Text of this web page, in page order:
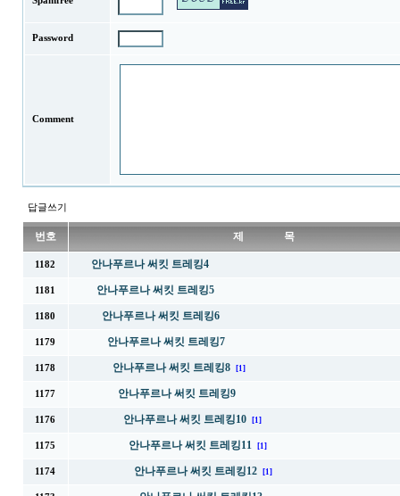
Password
Comment
답글쓰기
번호 제 목
1182 안나푸르나 써킷 트레킹4
1181 안나푸르나 써킷 트레킹5
1180 안나푸르나 써킷 트레킹6
1179 안나푸르나 써킷 트레킹7
1178 안나푸르나 써킷 트레킹8 [1]
1177 안나푸르나 써킷 트레킹9
1176 안나푸르나 써킷 트레킹10 [1]
1175 안나푸르나 써킷 트레킹11 [1]
1174 안나푸르나 써킷 트레킹12 [1]